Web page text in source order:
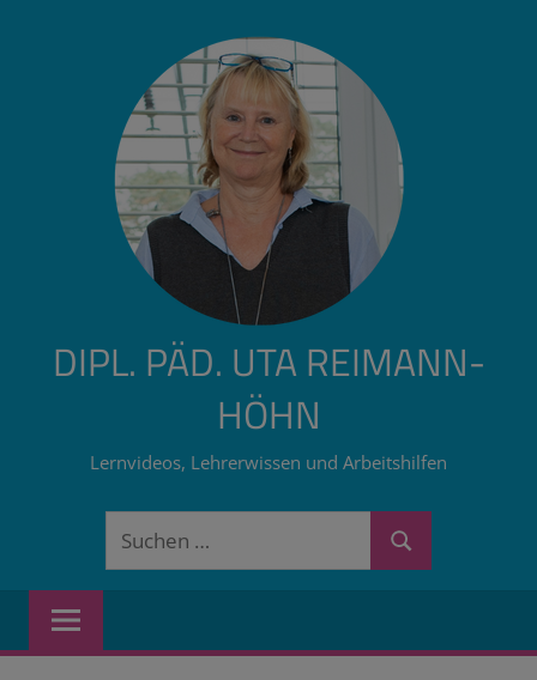
DIPL. PÄD. UTA REIMANN-
HÖHN
Lernvideos, Lehrerwissen und Arbeitshilfen
Suchen
Suchen